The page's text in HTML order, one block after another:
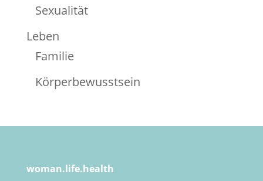
Sexualität
Leben
Familie
Körperbewusstsein
woman.life.health